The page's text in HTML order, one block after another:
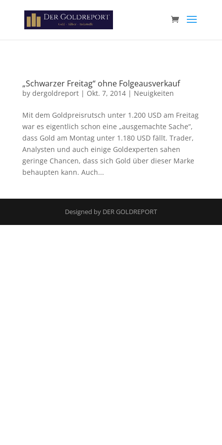
„Schwarzer Freitag“ ohne Folgeausverkauf
by dergoldreport| Okt. 7, 2014| Neuigkeiten
Mit dem Goldpreisrutsch unter 1.200 USD am Freitag
war es eigentlich schon eine „ausgemachte Sache“,
dass Gold am Montag unter 1.180 USD fällt. Trader,
Analysten und auch einige Goldexperten sahen
geringe Chancen, dass sich Gold über dieser Marke
behaupten kann. Auch...
Designed by DER GOLDREPORT